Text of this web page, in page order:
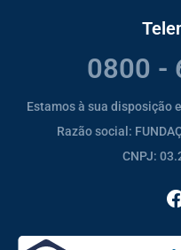
0800 -
Estamos à sua disposição
Razão social:
CNPJ: